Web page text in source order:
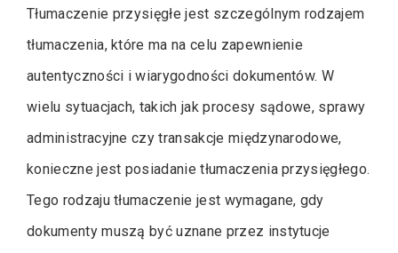
Tłumaczenie przysięgłe jest szczególnym rodzajem
tłumaczenia, które ma na celu zapewnienie
autentyczności i wiarygodności dokumentów. W
wielu sytuacjach, takich jak procesy sądowe, sprawy
administracyjne czy transakcje międzynarodowe,
konieczne jest posiadanie tłumaczenia przysięgłego.
Tego rodzaju tłumaczenie jest wymagane, gdy
dokumenty muszą być uznane przez instytucje